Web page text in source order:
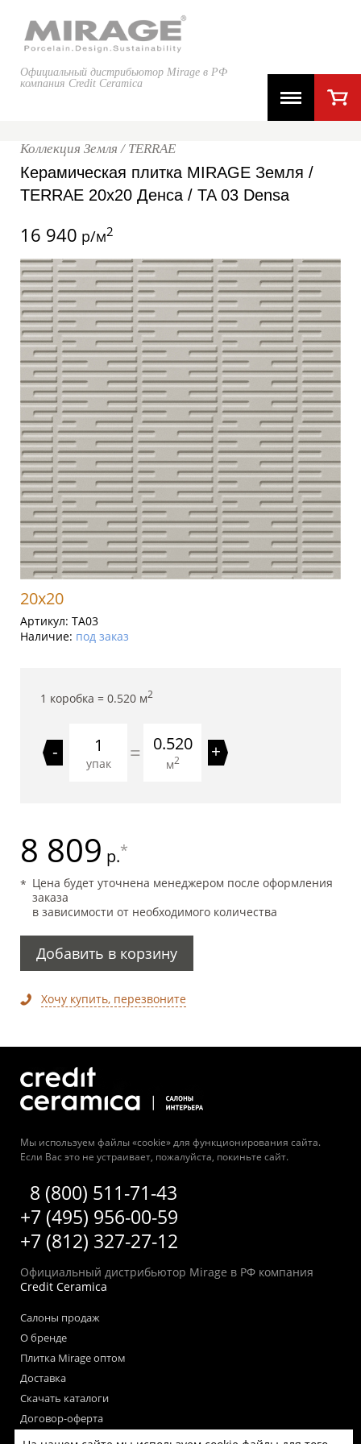
Официальный дистрибьютор Mirage в РФ
компания Credit Ceramica
Коллекция Земля / TERRAE
Керамическая плитка MIRAGE Земля /
TERRAE 20x20 Денса / TA 03 Densa
16 940 р/м2
20x20
Артикул: TA03
Наличие: под заказ
1 коробка = 0.520 м2
-
упак = 0.520
м2 +
8 809 р.*
Цена будет уточнена менеджером после оформления
заказа
в зависимости от необходимого количества
Добавить в корзину
Хочу купить, перезвоните
Мы используем файлы «cookie» для функционирования сайта.
Если Вас это не устраивает, пожалуйста, покиньте сайт.
8 (800) 511-71-43
+7 (495) 956-00-59
+7 (812) 327-27-12
Официальный дистрибьютор Mirage в РФ компания
Credit Ceramica
Салоны продаж
О бренде
Плитка Mirage оптом
Доставка
Скачать каталоги
Договор-оферта
Пользовательское соглашение